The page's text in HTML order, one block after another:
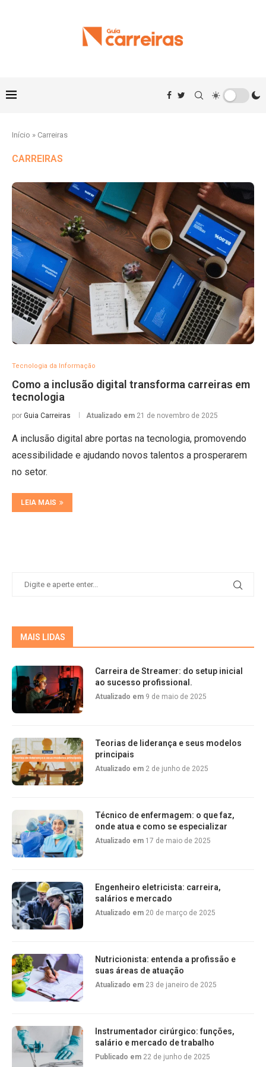
Início » Carreiras
CARREIRAS
Tecnologia da Informação
Como a inclusão digital transforma carreiras em
tecnologia
por Guia Carreiras Atualizado em 21 de novembro de 2025
A inclusão digital abre portas na tecnologia, promovendo
acessibilidade e ajudando novos talentos a prosperarem
no setor.
LEIA MAIS
MAIS LIDAS
Carreira de Streamer: do setup inicial
ao sucesso profissional.
Atualizado em 9 de maio de 2025
Teorias de liderança e seus modelos
principais
Atualizado em 2 de junho de 2025
Técnico de enfermagem: o que faz,
onde atua e como se especializar
Atualizado em 17 de maio de 2025
Engenheiro eletricista: carreira,
salários e mercado
Atualizado em 20 de março de 2025
Nutricionista: entenda a profissão e
suas áreas de atuação
Atualizado em 23 de janeiro de 2025
Instrumentador cirúrgico: funções,
salário e mercado de trabalho
Publicado em 22 de junho de 2025